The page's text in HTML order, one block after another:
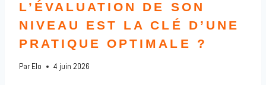
L’ÉVALUATION DE SON
NIVEAU EST LA CLÉ D’UNE
PRATIQUE OPTIMALE ?
Par Elo 4 juin 2026